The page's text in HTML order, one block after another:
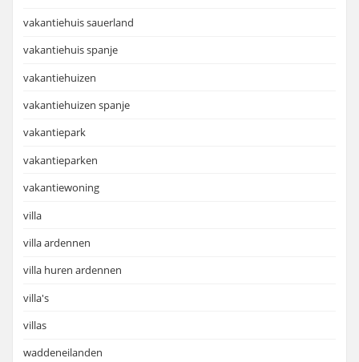
vakantiehuis sauerland
vakantiehuis spanje
vakantiehuizen
vakantiehuizen spanje
vakantiepark
vakantieparken
vakantiewoning
villa
villa ardennen
villa huren ardennen
villa's
villas
waddeneilanden